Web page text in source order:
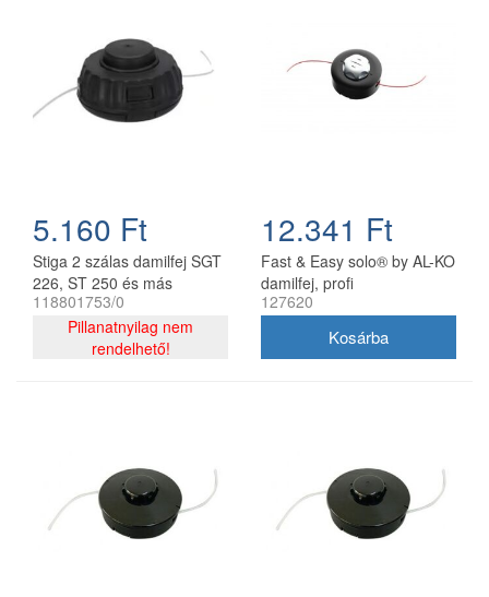
5.160 Ft
Stiga 2 szálas damilfej SGT
226, ST 250 és más
modellekhez 118801753/0
118801753/0
Pillanatnyilag nem
rendelhető!
12.341 Ft
Fast & Easy solo® by AL-KO
damilfej, profi
127620